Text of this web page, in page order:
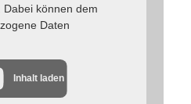
können dem
Daten
Inhalt laden